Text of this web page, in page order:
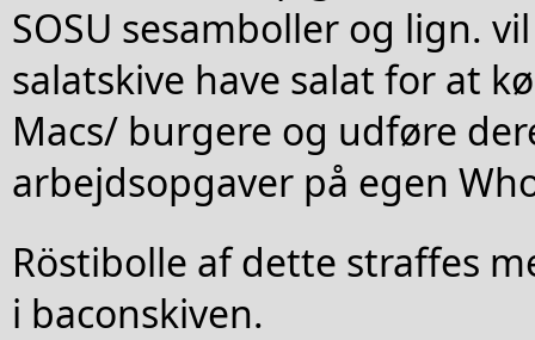
SOSU sesamboller og lign.
salatskive have salat for at
Macs/ burgere og udføre
arbejdsopgaver på egen
Röstibolle af dette straffes
i baconskiven.